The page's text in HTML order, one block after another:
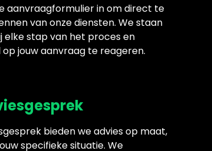
aanvraagformulier in om direct te
van onze diensten. We staan
elke stap van het proces en
jouw aanvraag te reageren.
bieden we advies op maat,
specifieke situatie. We